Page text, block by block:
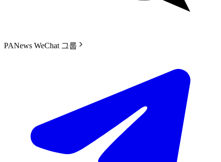
PANews WeChat 그룹